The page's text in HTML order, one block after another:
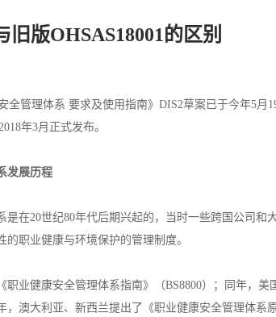
旧版OHSAS18001的区别
全管理体系 要求及使用指南》DIS2草案已于今年5
年3月正式发布。
发展历程
是在20世纪80年代后期兴起的，当时一些跨国公司
职业健康与环境保护的管理制度。
职业健康安全管理体系指南》（BS8800）；同年，
，澳大利亚、新西兰提出了《职业健康安全管理体